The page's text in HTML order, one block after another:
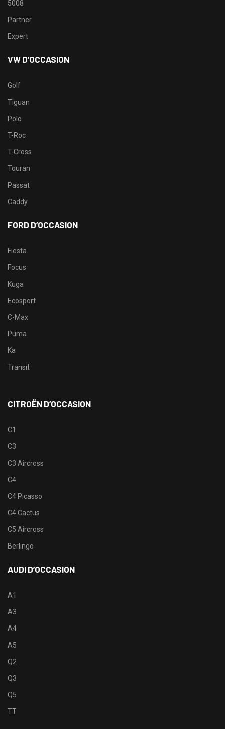
5008
Partner
Expert
VW D’OCCASION
Golf
Tiguan
Polo
T-Roc
T-Cross
Touran
Passat
Caddy
FORD D’OCCASION
Fiesta
Focus
Kuga
Ecosport
C-Max
Puma
Ka
Transit
CITROËN D’OCCASION
C1
C3
C3 Aircross
C4
C4 Picasso
C4 Cactus
C5 Aircross
Berlingo
AUDI D’OCCASION
A1
A3
A4
A5
Q2
Q3
Q5
TT